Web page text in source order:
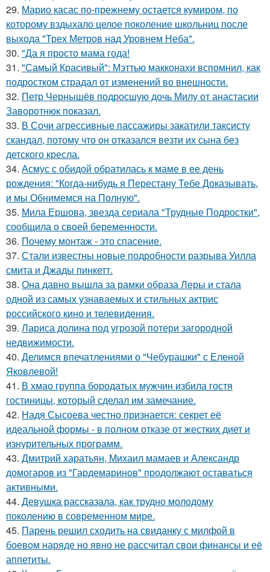
29. Марио касас по-прежнему остается кумиром, по
которому вздыхало целое поколение школьниц после
выхода "Трех Метров над Уровнем Неба".
30. "Да я просто мама года!
31. "Самый Красивый": Мэттью макконахи вспомнил, как
подростком страдал от изменений во внешности.
32. Петр Чернышёв подросшую дочь Милу от анастасии
Заворотнюк показал.
33. В Сочи агрессивные пассажиры закатили таксисту
скандал, потому что он отказался везти их сына без
детского кресла.
34. Асмус с обидой обратилась к маме в ее день
рождения: "Когда-нибудь я Перестану Тебе Доказывать,
и мы Обнимемся на Полную".
35. Мила Ершова, звезда сериала "Трудные Подростки",
сообщила о своей беременности.
36. Почему монтаж - это спасение.
37. Стали известны новые подробности разрыва Уилла
смита и Джады пинкетт.
38. Она давно вышла за рамки образа Леры и стала
одной из самых узнаваемых и стильных актрис
российского кино и телевидения.
39. Лариса долина под угрозой потери загородной
недвижимости.
40. Делимся впечатлениями о "Чебурашки" с Еленой
Яковлевой!
41. В хмао группа бородатых мужчин избила гостя
гостиницы, который сделал им замечание.
42. Надя Сысоева честно признается: секрет её
идеальной формы - в полном отказе от жестких диет и
изнурительных программ.
43. Дмитрий харатьян, Михаил мамаев и Александр
домогаров из "Гардемаринов" продолжают оставаться
активными.
44. Девушка рассказала, как трудно молодому
поколению в современном мире.
45. Парень решил сходить на свиданку с милфой в
боевом наряде но явно не рассчитал свои финансы и её
аппетиты.